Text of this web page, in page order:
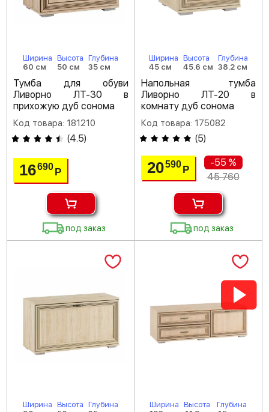
Ширина
60 см
Высота
50 см
Глубина
35 см
Тумба для обуви
Ливорно ЛТ-30 в
прихожую дуб сонома
Код товара: 181210
(4.5)
16690Р
под заказ
Ширина
45 см
Высота
45.6 см
Глубина
38.2 см
Напольная тумба
Ливорно ЛТ-20 в
комнату дуб сонома
Код товара: 175082
(5)
20590 Р
-55 %
45 760
под заказ
Ширина
Высота
Глубина
Ширина
Высота
Глубина